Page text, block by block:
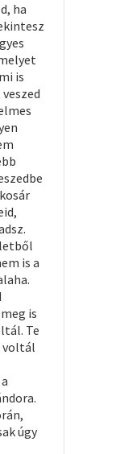
ha
is
is a
is
Te
voltál
úgy